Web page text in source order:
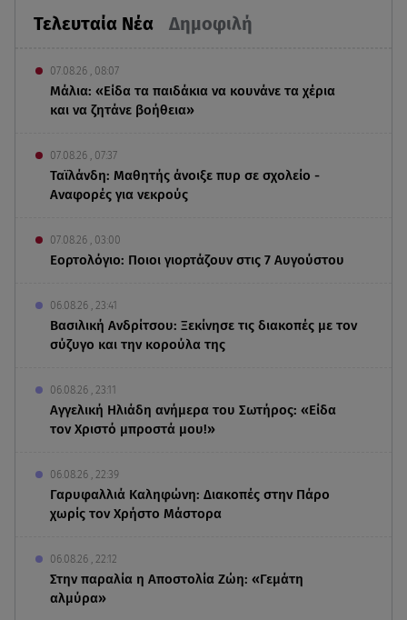
Τελευταία Νέα Δημοφιλή
07.08.26 , 08:07
Μάλια: «Είδα τα παιδάκια να κουνάνε τα χέρια
και να ζητάνε βοήθεια»
07.08.26 , 07:37
Ταϊλάνδη: Μαθητής άνοιξε πυρ σε σχολείο -
Αναφορές για νεκρούς
07.08.26 , 03:00
Εορτολόγιο: Ποιοι γιορτάζουν στις 7 Αυγούστου
06.08.26 , 23:41
Βασιλική Ανδρίτσου: Ξεκίνησε τις διακοπές με τον
σύζυγο και την κορούλα της
06.08.26 , 23:11
Αγγελική Ηλιάδη ανήμερα του Σωτήρος: «Είδα
τον Χριστό μπροστά μου!»
06.08.26 , 22:39
Γαρυφαλλιά Καληφώνη: Διακοπές στην Πάρο
χωρίς τον Χρήστο Μάστορα
06.08.26 , 22:12
Στην παραλία η Αποστολία Ζώη: «Γεμάτη
αλμύρα»